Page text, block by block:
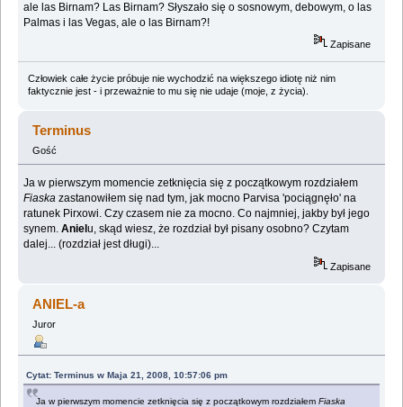
ale las Birnam? Las Birnam? Słyszało się o sosnowym, debowym, o las
Palmas i las Vegas, ale o las Birnam?!
Zapisane
Człowiek całe życie próbuje nie wychodzić na większego idiotę niż nim
faktycznie jest - i przeważnie to mu się nie udaje (moje, z życia).
Terminus
Gość
Ja w pierwszym momencie zetknięcia się z początkowym rozdziałem
Fiaska zastanowiłem się nad tym, jak mocno Parvisa 'pociągnęło' na
ratunek Pirxowi. Czy czasem nie za mocno. Co najmniej, jakby był jego
synem.Anielu, skąd wiesz, że rozdział był pisany osobno? Czytam
dalej... (rozdział jest długi)...
Zapisane
ANIEL-a
Juror
Cytat: Terminus w Maja 21, 2008, 10:57:06 pm
Ja w pierwszym momencie zetknięcia się z początkowym rozdziałemFiaska